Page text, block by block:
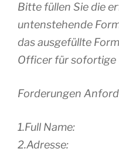
Bitte füllen Sie die
untenstehende
das ausgefüllte
Officer für sofortige
Forderungen
1.Full Name:
2.Adresse: